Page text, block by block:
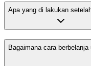
Apa yang di lakukan
Bagaimana cara